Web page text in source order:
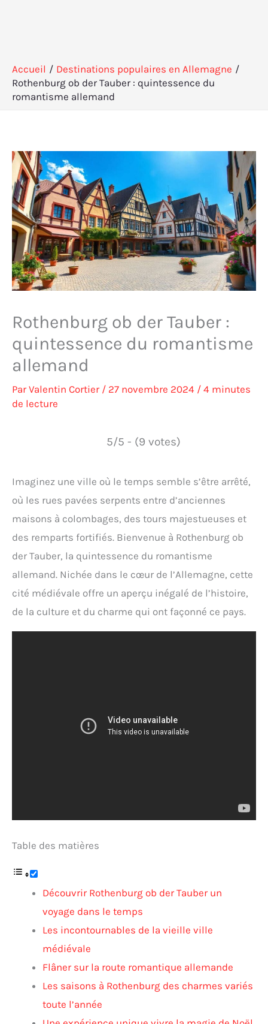
Accueil
Destinations populaires en Allemagne
Rothenburg ob der Tauber : quintessence du
romantisme allemand
Rothenburg ob der Tauber :
quintessence du romantisme
allemand
ParValentin Cortier / 27 novembre 2024 / 4 minutes
de lecture
5/5 - (9 votes)
Imaginez une ville où le temps semble s’être arrêté,
où les rues pavées serpents entre d’anciennes
maisons à colombages, des tours majestueuses et
des remparts fortifiés. Bienvenue à Rothenburg ob
der Tauber, la quintessence du romantisme
allemand. Nichée dans le cœur de l’Allemagne, cette
cité médiévale offre un aperçu inégalé de l’histoire,
de la culture et du charme qui ont façonné ce pays.
Table des matières
Découvrir Rothenburg ob der Tauber un
voyage dans le temps
Les incontournables de la vieille ville
médiévale
Flâner sur la route romantique allemande
Les saisons à Rothenburg des charmes variés
toute l’année